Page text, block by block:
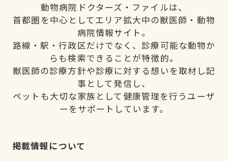
動物病院ドクターズ・ファイルは、
首都圏を中心としてエリア拡大中の獣医師・動物
病院情報サイト。
路線・駅・行政区だけでなく、診療可能な動物か
らも検索できることが特徴的。
獣医師の診療方針や診療に対する想いを取材し記
事として発信し、
ペットも大切な家族として健康管理を行うユーザ
ーをサポートしています。
掲載情報について